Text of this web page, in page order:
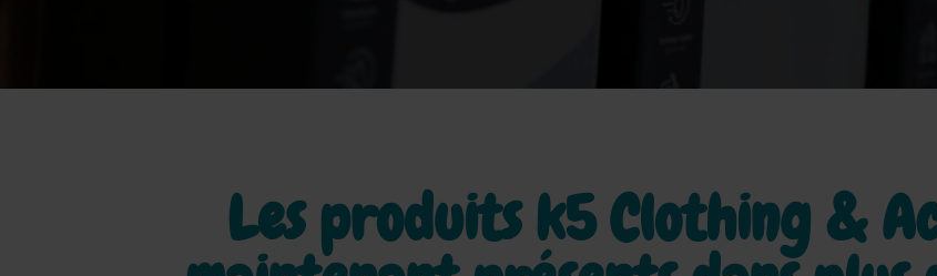
Les produits k5 Clothing &